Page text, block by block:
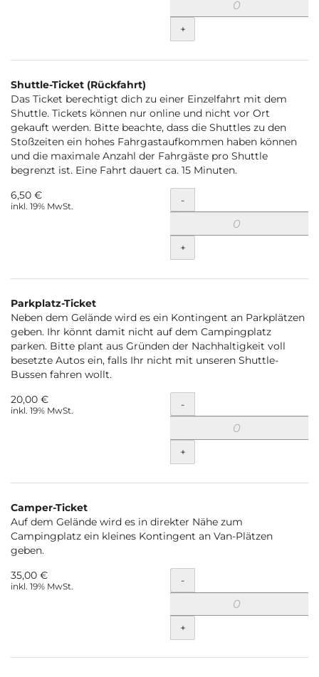
+
Shuttle-Ticket (Rückfahrt)
Das Ticket berechtigt dich zu einer Einzelfahrt mit dem
Shuttle. Tickets können nur online und nicht vor Ort
gekauft werden. Bitte beachte, dass die Shuttles zu den
Stoßzeiten ein hohes Fahrgastaufkommen haben können
und die maximale Anzahl der Fahrgäste pro Shuttle
begrenzt ist. Eine Fahrt dauert ca. 15 Minuten.
6,50 €
inkl. 19% MwSt. Menge
-
+
Parkplatz-Ticket
Neben dem Gelände wird es ein Kontingent an Parkplätzen
geben. Ihr könnt damit nicht auf dem Campingplatz
parken. Bitte plant aus Gründen der Nachhaltigkeit voll
besetzte Autos ein, falls Ihr nicht mit unseren Shuttle-
Bussen fahren wollt.
20,00 €
inkl. 19% MwSt. Menge
-
+
Camper-Ticket
Auf dem Gelände wird es in direkter Nähe zum
Campingplatz ein kleines Kontingent an Van-Plätzen
geben.
35,00 €
inkl. 19% MwSt. Menge
-
+